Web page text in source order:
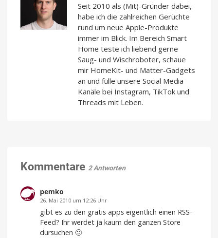
Seit 2010 als (Mit)-Gründer dabei,
habe ich die zahlreichen Gerüchte
rund um neue Apple-Produkte
immer im Blick. Im Bereich Smart
Home teste ich liebend gerne
Saug- und Wischroboter, schaue
mir HomeKit- und Matter-Gadgets
an und fülle unsere Social Media-
Kanäle bei Instagram, TikTok und
Threads mit Leben.
Kommentare 2 Antworten
pemko
26. Mai 2010 um 12:26 Uhr
gibt es zu den gratis apps eigentlich einen RSS-
Feed? Ihr werdet ja kaum den ganzen Store
dursuchen 🙂